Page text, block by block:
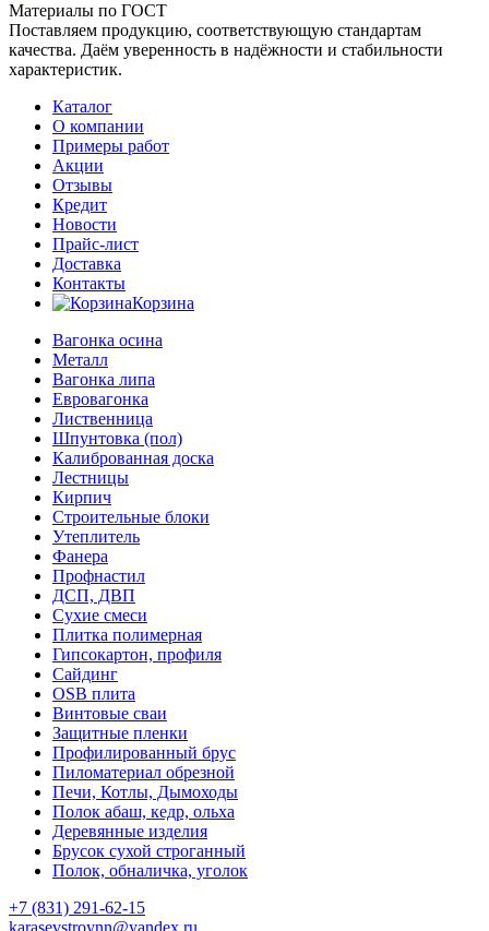
Материалы по ГОСТ
Поставляем продукцию, соответствующую стандартам
качества. Даём уверенность в надёжности и стабильности
характеристик.
Каталог
О компании
Примеры работ
Акции
Отзывы
Кредит
Новости
Прайс-лист
Доставка
Контакты
Корзина
Вагонка осина
Металл
Вагонка липа
Евровагонка
Лиственница
Шпунтовка (пол)
Калиброванная доска
Лестницы
Кирпич
Строительные блоки
Утеплитель
Фанера
Профнастил
ДСП, ДВП
Сухие смеси
Плитка полимерная
Гипсокартон, профиля
Сайдинг
OSB плита
Винтовые сваи
Защитные пленки
Профилированный брус
Пиломатериал обрезной
Печи, Котлы, Дымоходы
Полок абаш, кедр, ольха
Деревянные изделия
Брусок сухой строганный
Полок, обналичка, уголок
+7 (831) 291-62-15